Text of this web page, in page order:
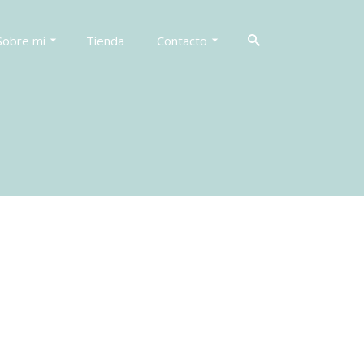
mí Tienda Contacto